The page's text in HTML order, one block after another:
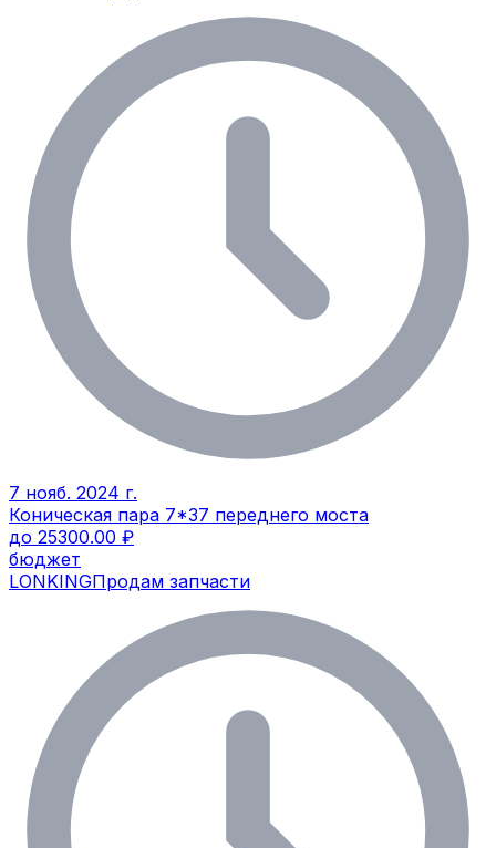
7 нояб. 2024 г.
Коническая пара 7*37 переднего моста
до 25300.00 ₽
бюджет
LONKINGПродам запчасти